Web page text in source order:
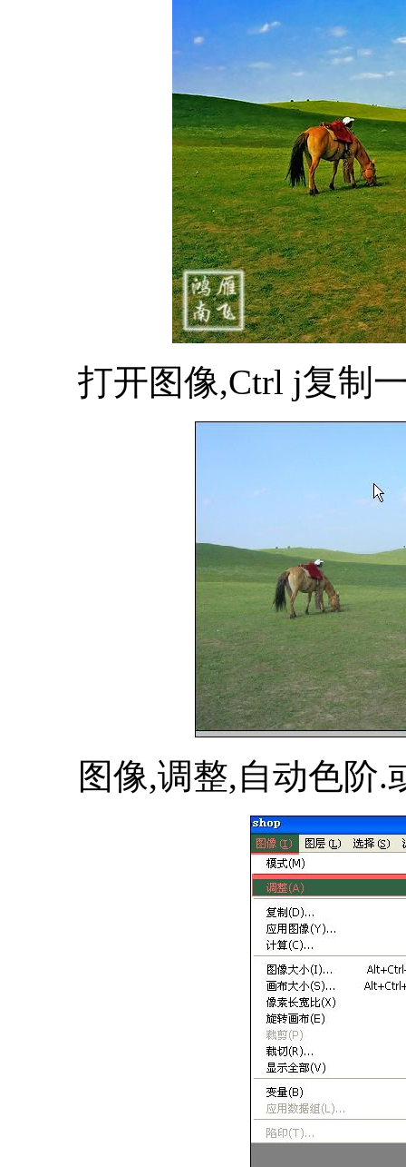
打开图像,Ctrl j复制
图像,调整,自动色阶.